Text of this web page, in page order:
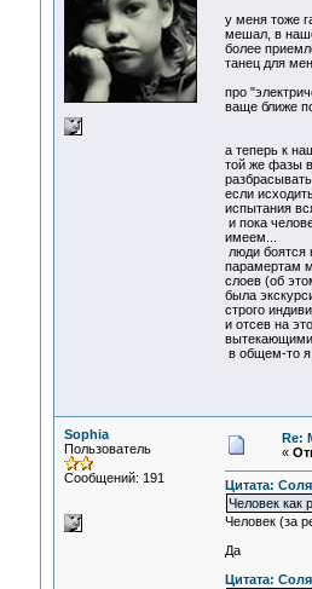
у меня тоже
мешал, в
более
танец для
про
ваще ближе
а теперь к
той же фазы
если
испытания
и пока
имеем...
люди боятся
парамертам
слоев (об
была
строго
и отсев на
в общем-то я
Sophia
Пользователь
Сообщений: 191
Re:
«
Цитата:
Человек как
Человек (за
Да
Цитата: